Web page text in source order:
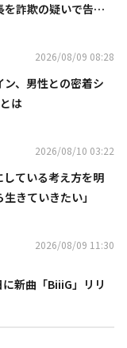
詐欺の疑いで告訴
2026/08/09 08:28
、男性との密着シ
は
2026/08/10 03:22
ている考え方を明
きていきたい」
2026/08/09 11:30
新曲「BiiiG」リリ